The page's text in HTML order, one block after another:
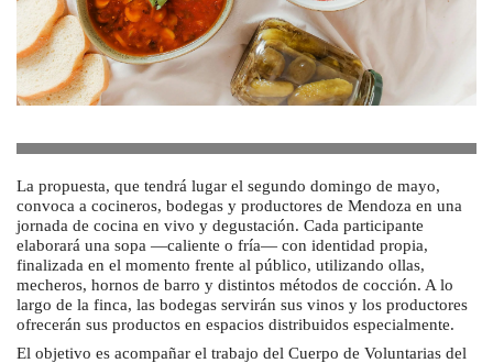
La propuesta, que tendrá lugar el segundo domingo de mayo,
convoca a cocineros, bodegas y productores de Mendoza en una
jornada de cocina en vivo y degustación. Cada participante
elaborará una sopa —caliente o fría— con identidad propia,
finalizada en el momento frente al público, utilizando ollas,
mecheros, hornos de barro y distintos métodos de cocción. A lo
largo de la finca, las bodegas servirán sus vinos y los productores
ofrecerán sus productos en espacios distribuidos especialmente.
El objetivo es acompañar el trabajo del Cuerpo de Voluntarias del